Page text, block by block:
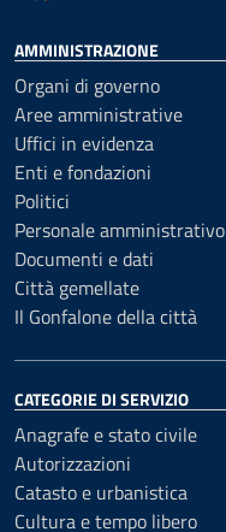
AMMINISTRAZIONE
Organi di governo
Aree amministrative
Uffici in evidenza
Enti e fondazioni
Politici
Personale amministrativo
Documenti e dati
Città gemellate
Il Gonfalone della città
CATEGORIE DI SERVIZIO
Anagrafe e stato civile
Autorizzazioni
Catasto e urbanistica
Cultura e tempo libero